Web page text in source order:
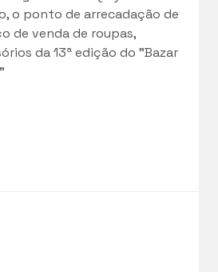
o ponto de arrecadação de
de venda de roupas,
da 13ª edição do "Bazar